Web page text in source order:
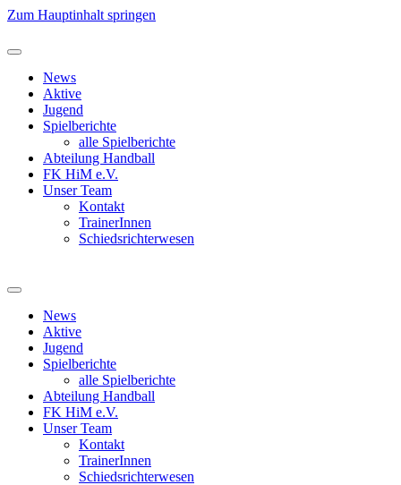
Zum Hauptinhalt springen
News
Aktive
Jugend
Spielberichte
alle Spielberichte
Abteilung Handball
FK HiM e.V.
Unser Team
Kontakt
TrainerInnen
Schiedsrichterwesen
News
Aktive
Jugend
Spielberichte
alle Spielberichte
Abteilung Handball
FK HiM e.V.
Unser Team
Kontakt
TrainerInnen
Schiedsrichterwesen